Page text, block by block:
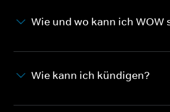
Wie und wo kann ich WOW
Wie kann ich kündigen?